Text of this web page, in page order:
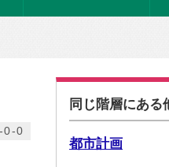
0-0
同じ階層にある
都市計画